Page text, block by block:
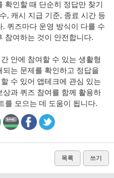
인할 때 단순히 정답만 찾기
, 캐시 지급 기준, 종료 시간 등
퀴즈마다 운영 방식이 다를 수
참여하는 것이 안전합니다.
안에 참여할 수 있는 생활형
는 문제를 확인하고 정답을
수 있어 앱테크에 관심 있는
과 퀴즈 참여를 함께 활용하
를 모으는 데 도움이 됩니다.
목록 쓰기